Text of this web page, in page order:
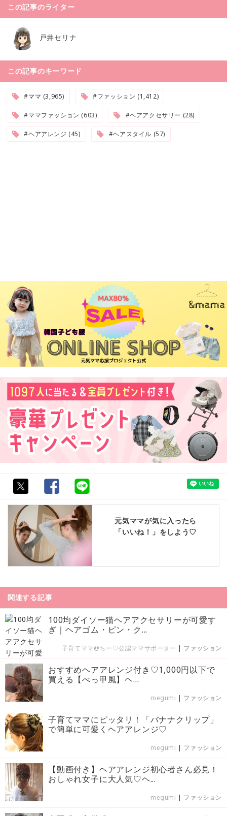
この記事のライター
戸井セリナ
この記事のキーワード
#ママ (3,965) #ファッション (1,412)
#ママファッション (603) #ヘアアクセサリー (28)
#ヘアアレンジ (45) #ヘアスタイル (57)
元気ママが気に入ったら
「いいね！」をしよう♡
関連する記事
100均ダイソー猫ヘアアクセサリーが可愛す
ぎ｜ヘアゴム・ピン・ク...
子育てママ@ちー♡公認ママサポーター | ファッション
おすすめヘアアレンジ付き♡1,000円以下で
買える【べっ甲風】ヘ...
megumi | ファッション
子育てママにピッタリ！「バナナクリップ」
で簡単に可愛くヘアアレンジ♡
megumi | ファッション
【動画付き】ヘアアレンジ初心者さん必見！
おしゃれ女子に大人気♡ヘ...
megumi | ファッション